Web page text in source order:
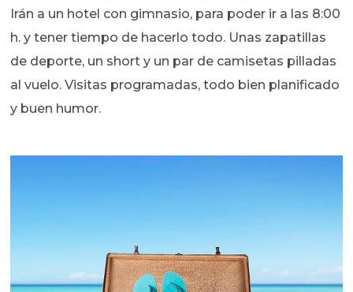
Irán a un hotel con gimnasio, para poder ir a las 8:00
h. y tener tiempo de hacerlo todo. Unas zapatillas
de deporte, un short y un par de camisetas pilladas
al vuelo. Visitas programadas, todo bien planificado
y buen humor.